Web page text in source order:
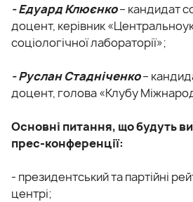
- Едуард Клюєнко– кандидат
доцент, керівник
соціологічної лабораторії»;
- Руслан Стадніченко–
доцент, голова «Клубу
Основні питання, що будуть
прес-конференції:
- президентський та партійні
центрі;